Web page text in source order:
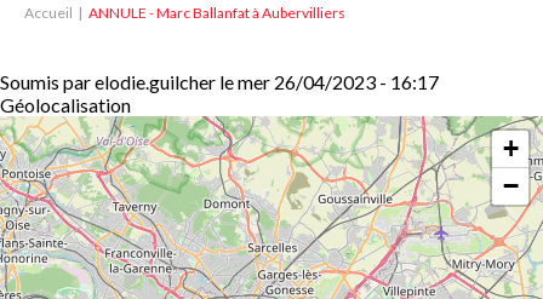
Accueil ANNULE - Marc Ballanfat à Aubervilliers
Soumis parelodie.guilcher lemer 26/04/2023 - 16:17
Géolocalisation
+
−